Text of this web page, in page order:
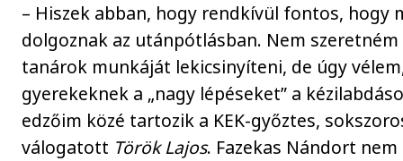
– Hiszek abban, hogy rendkívül fontos, hogy
dolgoznak az utánpótlásban. Nem
tanárok munkáját lekicsinyíteni, de úgy
gyerekeknek a „nagy lépéseket” a
edzőim közé tartozik a KEK-győztes,
válogatott Török Lajos. Fazekas Nándort